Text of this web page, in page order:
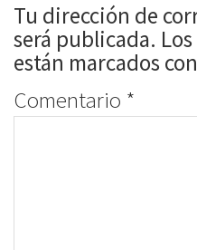
Tu dirección de
será publicada.
están marcados con
Comentario *